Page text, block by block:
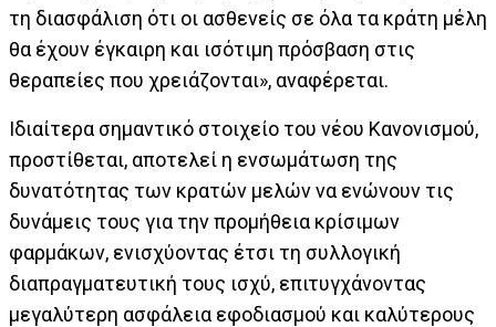
τη διασφάλιση ότι οι ασθενείς σε όλα τα κράτη μέλη
θα έχουν έγκαιρη και ισότιμη πρόσβαση στις
θεραπείες που χρειάζονται», αναφέρεται.
Ιδιαίτερα σημαντικό στοιχείο του νέου Κανονισμού,
προστίθεται, αποτελεί η ενσωμάτωση της
δυνατότητας των κρατών μελών να ενώνουν τις
δυνάμεις τους για την προμήθεια κρίσιμων
φαρμάκων, ενισχύοντας έτσι τη συλλογική
διαπραγματευτική τους ισχύ, επιτυγχάνοντας
μεγαλύτερη ασφάλεια εφοδιασμού και καλύτερους